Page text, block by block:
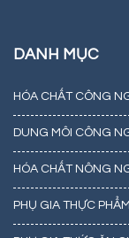
DANH MỤC
HÓA CHẤT CÔNG
DUNG MÔI CÔNG
HÓA CHẤT NÔNG
PHỤ GIA THỰC PHẨM